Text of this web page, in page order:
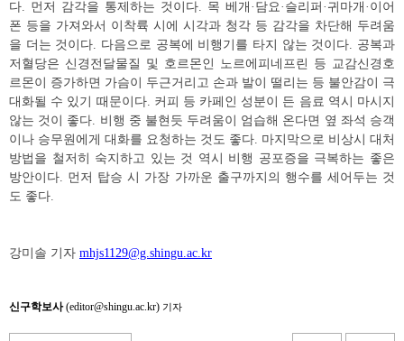
다. 먼저 감각을 통제하는 것이다. 목 베개·담요·슬리퍼·귀마개·이어
폰 등을 가져와서 이착륙 시에 시각과 청각 등 감각을 차단해 두려움
을 더는 것이다. 다음으로 공복에 비행기를 타지 않는 것이다. 공복과
저혈당은 신경전달물질 및 호르몬인 노르에피네프린 등 교감신경호
르몬이 증가하면 가슴이 두근거리고 손과 발이 떨리는 등 불안감이 극
대화될 수 있기 때문이다. 커피 등 카페인 성분이 든 음료 역시 마시지
않는 것이 좋다. 비행 중 불현듯 두려움이 엄습해 온다면 옆 좌석 승객
이나 승무원에게 대화를 요청하는 것도 좋다. 마지막으로 비상시 대처
방법을 철저히 숙지하고 있는 것 역시 비행 공포증을 극복하는 좋은
방안이다. 먼저 탑승 시 가장 가까운 출구까지의 행수를 세어두는 것
도 좋다.
강미솔 기자 mhjs1129@g.shingu.ac.kr
신구학보사(editor@shingu.ac.kr) 기자